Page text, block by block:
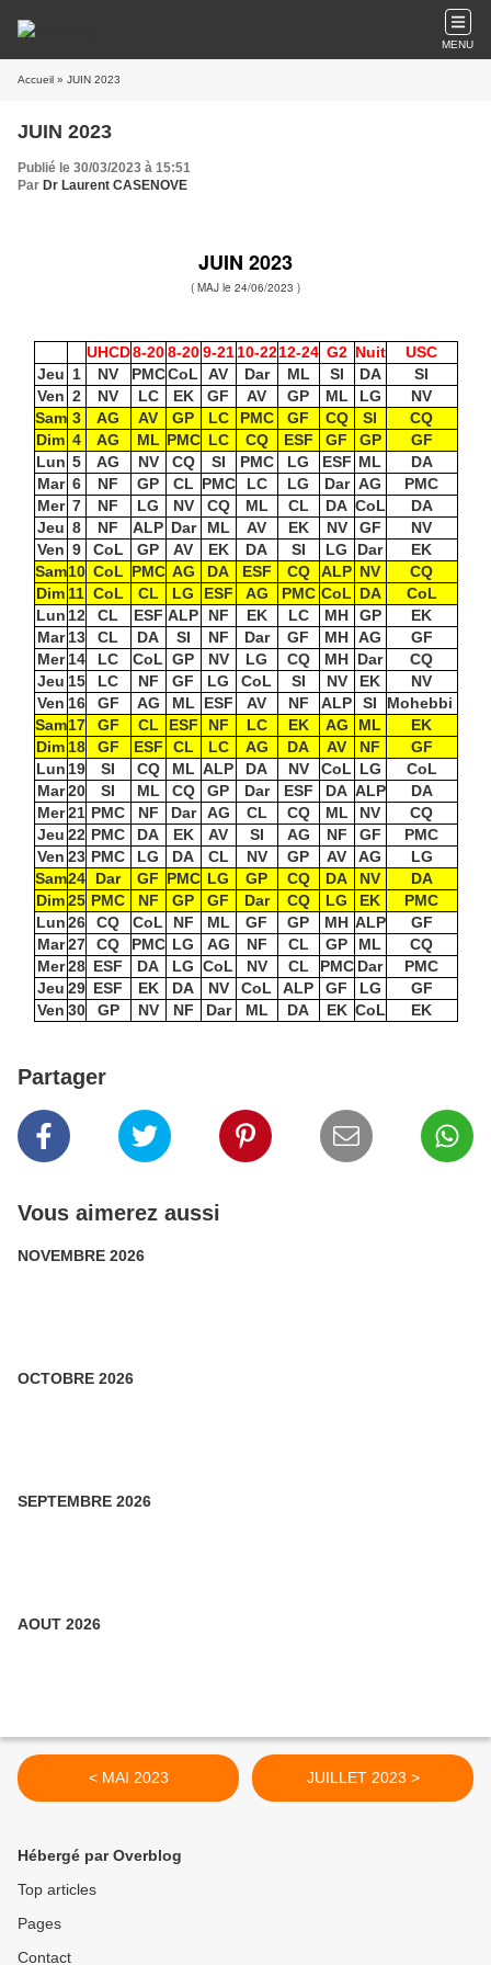
MENU
Accueil » JUIN 2023
JUIN 2023
Publié le 30/03/2023 à 15:51
Par Dr Laurent CASENOVE
JUIN 2023
( MAJ le 24/06/2023 )
UHCD8-20 8-20 9-21 10-2212-24 G2 Nuit
USC
Jeu 1 NV PMCCoL AV Dar ML SI DA
SI
Ven 2 NV LC EK GF AV GP ML LG
NV
Sam 3 AG AV GP LC PMC GF CQ SI
CQ
Dim 4 AG ML PMC LC CQ ESF GF GP
GF
Lun 5 AG NV CQ SI PMC LG ESF ML
DA
Mar 6 NF GP CL PMC LC LG Dar AG
PMC
Mer 7 NF LG NV CQ ML CL DA CoL
DA
Jeu 8 NF ALP Dar ML AV EK NV GF
NV
Ven 9 CoL GP AV EK DA SI LG Dar
EK
Sam10 CoL PMC AG DA ESF CQ ALP NV
CQ
Dim 11 CoL CL LG ESF AG PMC CoL DA
CoL
Lun 12 CL ESF ALP NF EK LC MH GP
EK
Mar 13 CL DA SI NF Dar GF MH AG
GF
Mer 14 LC CoL GP NV LG CQ MH Dar
CQ
Jeu 15 LC NF GF LG CoL SI NV EK
NV
Ven 16 GF AG ML ESF AV NF ALP SI
Mohebbi
Sam17 GF CL ESF NF LC EK AG ML
EK
Dim 18 GF ESF CL LC AG DA AV NF
GF
Lun 19 SI CQ ML ALP DA NV CoL LG
CoL
Mar 20 SI ML CQ GP Dar ESF DA ALP
DA
Mer 21 PMC NF Dar AG CL CQ ML NV
CQ
Jeu 22 PMC DA EK AV SI AG NF GF
PMC
Ven 23 PMC LG DA CL NV GP AV AG
LG
Sam24 Dar GF PMC LG GP CQ DA NV
DA
Dim25 PMC NF GP GF Dar CQ LG EK
PMC
Lun26 CQ CoL NF ML GF GP MH ALP
GF
Mar 27 CQ PMC LG AG NF CL GP ML
CQ
Mer 28 ESF DA LG CoL NV CL PMC Dar
PMC
Jeu 29 ESF EK DA NV CoL ALP GF LG
GF
Ven 30 GP NV NF Dar ML DA EK CoL EK
Partager
Vous aimerez aussi
NOVEMBRE 2026
OCTOBRE 2026
SEPTEMBRE 2026
AOUT 2026
< MAI 2023 JUILLET 2023 >
Hébergé par Overblog
Top articles
Pages
Contact